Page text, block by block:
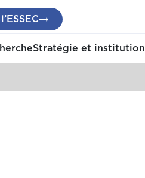
Stratégie et institution